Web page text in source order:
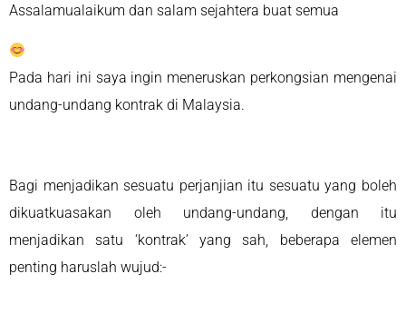
Assalamualaikum dan salam sejahtera buat semua
Pada hari ini saya ingin meneruskan perkongsian mengenai
undang-undang kontrak di Malaysia.
Bagi menjadikan sesuatu perjanjian itu sesuatu yang boleh
dikuatkuasakan oleh undang-undang, dengan itu
menjadikan satu ‘kontrak’ yang sah, beberapa elemen
penting haruslah wujud:-